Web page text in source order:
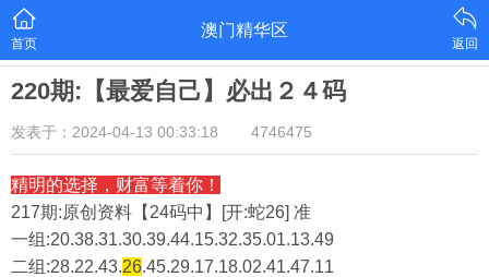
首页
澳门精华区
返回
220期:【最爱自己】必出２４码
发表于：2024-04-13 00:33:18 4746475
精明的选择，财富等着你！
217期:原创资料【24码中】[开:蛇26] 准
一组:20.38.31.30.39.44.15.32.35.01.13.49
二组:28.22.43.26.45.29.17.18.02.41.47.11